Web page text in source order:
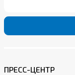
ПРЕСС-ЦЕНТР